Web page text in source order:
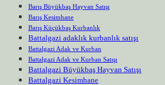
Barış Büyükbaş Hayvan Satışı
Barış Kesimhane
Barış Küçükbaş Kurbanlık
Battalgazi adaklık kurbanlık satışı
Battalgazi Adak ve Kurban
Battalgazi Adak ve Kurban Satışı
Battalgazi Büyükbaş Hayvan Satışı
Battalgazi Kesimhane